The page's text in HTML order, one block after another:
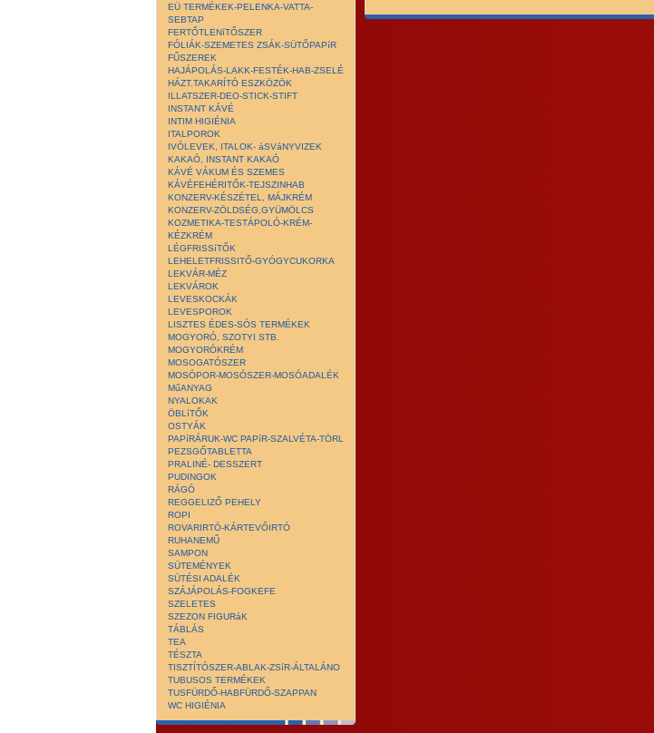
EÜ TERMÉKEK-PELENKA-VATTA-
SEBTAP
FERTŐTLENíTŐSZER
FÓLIÁK-SZEMETES ZSÁK-SÜTŐPAPíR
FŰSZEREK
HAJÁPOLÁS-LAKK-FESTÉK-HAB-ZSELÉ
HÁZT.TAKARÍTÓ ESZKÖZÖK
ILLATSZER-DEO-STICK-STIFT
INSTANT KÁVÉ
INTIM HIGIÉNIA
ITALPOROK
IVÓLEVEK, ITALOK- áSVáNYVIZEK
KAKAÓ, INSTANT KAKAÓ
KÁVÉ VÁKUM ÉS SZEMES
KÁVÉFEHÉRITŐK-TEJSZINHAB
KONZERV-KÉSZÉTEL, MÁJKRÉM
KONZERV-ZÖLDSÉG,GYÜMÖLCS
KOZMETIKA-TESTÁPOLÓ-KRÉM-
KÉZKRÉM
LÉGFRISSíTŐK
LEHELETFRISSITŐ-GYÓGYCUKORKA
LEKVÁR-MÉZ
LEKVÁROK
LEVESKOCKÁK
LEVESPOROK
LISZTES ÉDES-SÓS TERMÉKEK
MOGYORÓ, SZOTYI STB.
MOGYORÓKRÉM
MOSOGATÓSZER
MOSÓPOR-MOSÓSZER-MOSÓADALÉK
MűANYAG
NYALOKAK
ÖBLíTŐK
OSTYÁK
PAPíRÁRUK-WC PAPíR-SZALVÉTA-TÖRL
PEZSGŐTABLETTA
PRALINÉ- DESSZERT
PUDINGOK
RÁGÓ
REGGELIZŐ PEHELY
ROPI
ROVARIRTÓ-KÁRTEVŐIRTÓ
RUHANEMŰ
SAMPON
SÜTEMÉNYEK
SÜTÉSI ADALÉK
SZÁJÁPOLÁS-FOGKEFE
SZELETES
SZEZON FIGURáK
TÁBLÁS
TEA
TÉSZTA
TISZTÍTÓSZER-ABLAK-ZSíR-ÁLTALÁNO
TUBUSOS TERMÉKEK
TUSFÜRDŐ-HABFÜRDŐ-SZAPPAN
WC HIGIÉNIA